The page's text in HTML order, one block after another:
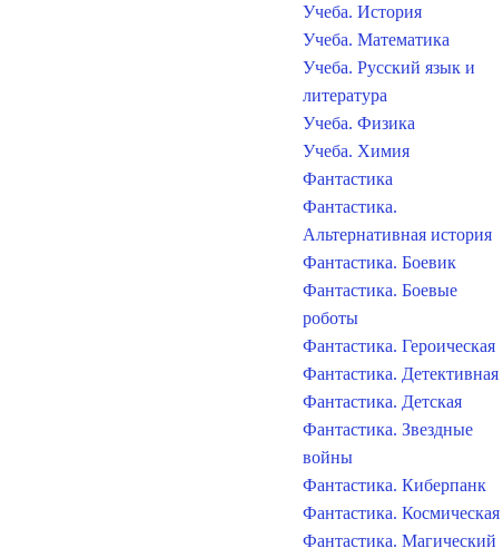
Учеба. История
Учеба. Математика
Учеба. Русский язык и
литература
Учеба. Физика
Учеба. Химия
Фантастика
Фантастика.
Альтернативная история
Фантастика. Боевик
Фантастика. Боевые
роботы
Фантастика. Героическая
Фантастика. Детективная
Фантастика. Детская
Фантастика. Звездные
войны
Фантастика. Киберпанк
Фантастика. Космическая
Фантастика. Магический